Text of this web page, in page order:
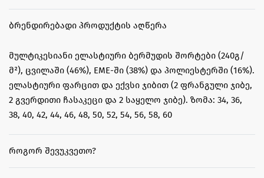
ᲑᲠᲔᲜᲓᲘᲠᲔᲑᲐᲓᲘ ᲞᲠᲝᲓᲣᲥᲢᲘᲡ ᲐᲦᲬᲔᲠᲐ
მულტიკესიანი ელასტიური ბერმუდის შორტები (240გ/
მ²), ცვილაში (46%), EME-ში (38%) და პოლიესტერში (16%).
ელასტიური ფარცით და ექვსი ჯიბით (2 ფრანგული ჯიბე,
2 გვერდითი ჩასაკეცი და 2 საყელო ჯიბე). ზომა: 34, 36,
38, 40, 42, 44, 46, 48, 50, 52, 54, 56, 58, 60
ᲠᲝᲒᲝᲠ ᲨᲔᲕᲣᲙᲕᲔᲗᲝ?